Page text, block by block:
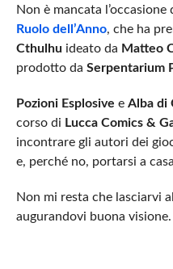
Non è mancata l’occasione
Ruolo dell’Anno, che ha
Cthulhu ideato da Matteo
prodotto da Serpentarium
Pozioni Esplosive e Alba di
corso di Lucca Comics &
incontrare gli autori dei
e, perché no, portarsi a
Non mi resta che lasciarvi
augurandovi buona visione.